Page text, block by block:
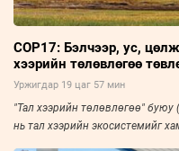
COP17: Бэлчээр, ус,
хээрийн төлөвлөгөө
Уржигдар 19 цаг 57 мин
"Тал хээрийн төлөвлөгөө" буюу
нь тал хээрийн экосистемийг